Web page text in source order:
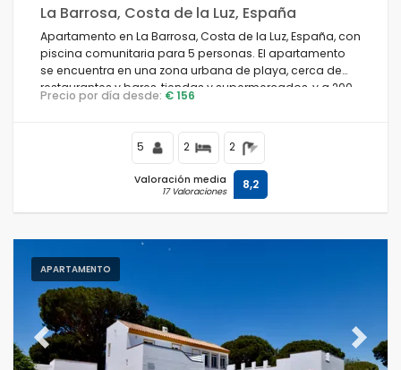
La Barrosa, Costa de la Luz, España
Apartamento en La Barrosa, Costa de la Luz, España, con
piscina comunitaria para 5 personas. El apartamento
se encuentra en una zona urbana de playa, cerca de
restaurantes y bares, tiendas y supermercados, y a 200
m de la playa de La Barrosa.
Precio por día desde: € 156
5 2 2
Valoración media
17 Valoraciones 8,2
APARTAMENTO
Previous Next